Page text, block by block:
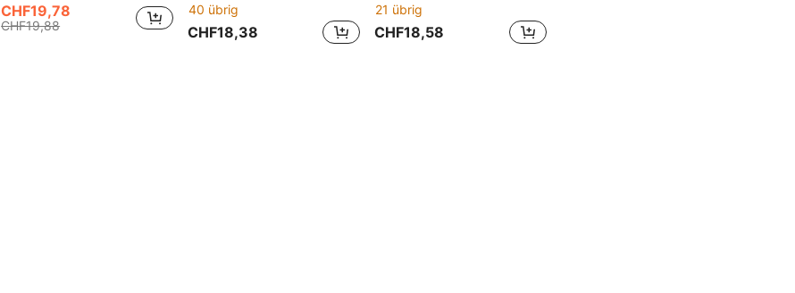
CHF19,78
CHF19,88
40 übrig
CHF18,38
21 übrig
CHF18,58